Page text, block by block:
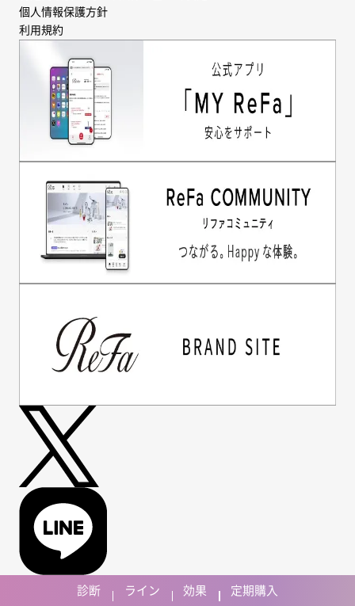
診断 ライン 効果 定期購入
個人情報保護方針
利用規約